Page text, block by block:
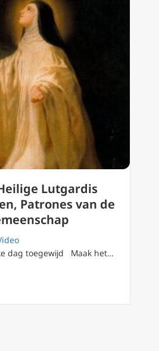
Lutgardis
Patrones van de
dag toegewijd Maak het…
16 juni: de Heilige Lutgardis van